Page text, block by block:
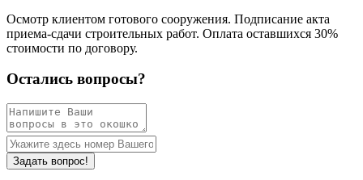
Осмотр клиентом готового сооружения. Подписание акта
приема-сдачи строительных работ. Оплата оставшихся 30%
стоимости по договору.
Остались вопросы?